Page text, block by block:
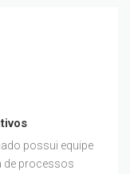
possui equipe
de processos